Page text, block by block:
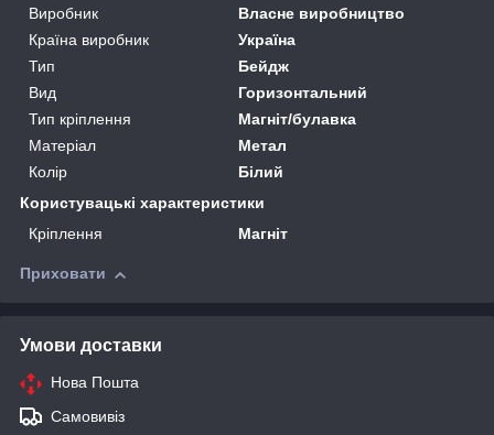
Виробник
Власне виробництво
Країна виробник
Україна
Тип
Бейдж
Вид
Горизонтальний
Тип кріплення
Магніт/булавка
Матеріал
Метал
Колір
Білий
Користувацькi характеристики
Кріплення
Магніт
Приховати
Умови доставки
Нова Пошта
Самовивіз